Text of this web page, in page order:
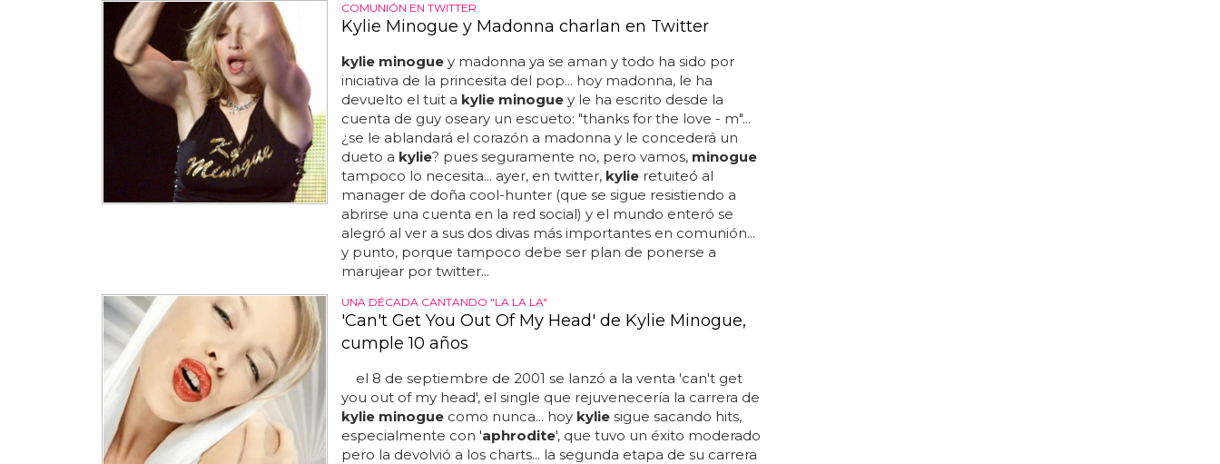
COMUNIÓN EN TWITTER
Kylie Minogue y Madonna charlan en Twitter
kylie minoguey madonna ya se aman y todo ha sido por
iniciativa de la princesita del pop... hoy madonna, le ha
devuelto el tuit a kylie minoguey le ha escrito desde la
cuenta de guy oseary un escueto: "thanks for the love - m"...
¿se le ablandará el corazón a madonna y le concederá un
dueto a kylie? pues seguramente no, pero vamos, minogue
tampoco lo necesita... ayer, en twitter, kylieretuiteó al
manager de doña cool-hunter (que se sigue resistiendo a
abrirse una cuenta en la red social) y el mundo enteró se
alegró al ver a sus dos divas más importantes en comunión...
y punto, porque tampoco debe ser plan de ponerse a
marujear por twitter...
UNA DÉCADA CANTANDO "LA LA LA"
'Can't Get You Out Of My Head' de Kylie Minogue,
cumple 10 años
el 8 de septiembre de 2001 se lanzó a la venta 'can't get
you out of my head', el single que rejuvenecería la carrera de
kylie minoguecomo nunca... hoy kyliesigue sacando hits,
especialmente con 'aphrodite', que tuvo un éxito moderado
pero la devolvió a los charts... la segunda etapa de su carrera